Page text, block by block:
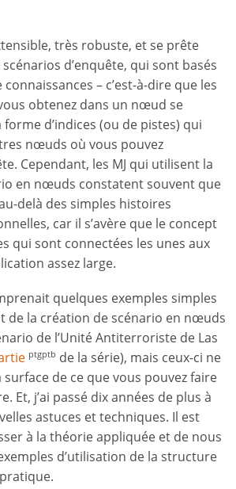
très robuste, et se prête
d’enquête, qui sont basés
– c’est-à-dire que les
obtenez dans un nœud se
d’indices (ou de pistes) qui
nœuds où vous pouvez
Cependant, les MJ qui utilisent la
en nœuds constatent souvent que
delà des simples histoires
car il s’avère que le concept
qui sont connectées les unes aux
assez large.
quelques exemples simples
de la création de scénario en nœuds
de l’Unité Antiterroriste de Las
ptgptb de la série), mais ceux-ci ne
de ce que vous pouvez faire
Et, j’ai passé dix années de plus à
astuces et techniques. Il est
à la théorie appliquée et de nous
d’utilisation de la structure